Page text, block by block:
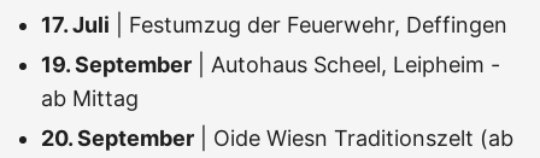
17. Juli | Festumzug der Feuerwehr, Deffingen
19. September | Autohaus Scheel, Leipheim -
ab Mittag
20. September | Oide Wiesn Traditionszelt (ab